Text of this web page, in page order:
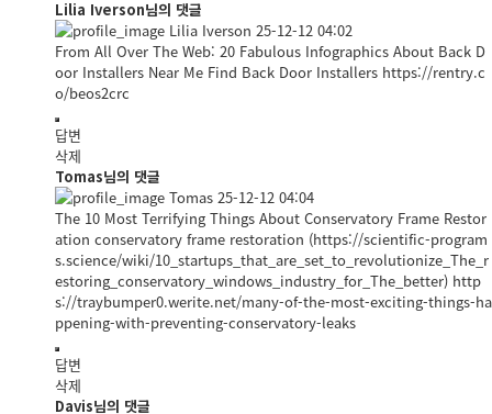
Lilia Iverson님의 댓글
Lilia Iverson 25-12-12 04:02
From All Over The Web: 20 Fabulous Infographics About Back D
oor Installers Near Me Find Back Door Installers https://rentry.c
o/beos2crc
답변
삭제
Tomas님의 댓글
Tomas 25-12-12 04:04
The 10 Most Terrifying Things About Conservatory Frame Restor
ation conservatory frame restoration (https://scientific-program
s.science/wiki/10_startups_that_are_set_to_revolutionize_The_r
estoring_conservatory_windows_industry_for_The_better) http
s://traybumper0.werite.net/many-of-the-most-exciting-things-ha
ppening-with-preventing-conservatory-leaks
답변
삭제
Davis님의 댓글